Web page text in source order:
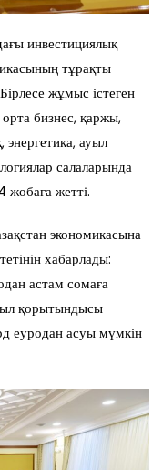
инвестициялық
тұрақты
жұмыс істеген
бизнес, қаржы,
ауыл
салаларында
жетті.
экономикасына
хабарлады:
астам сомаға
қорытындысы
еуродан асуы мүмкін